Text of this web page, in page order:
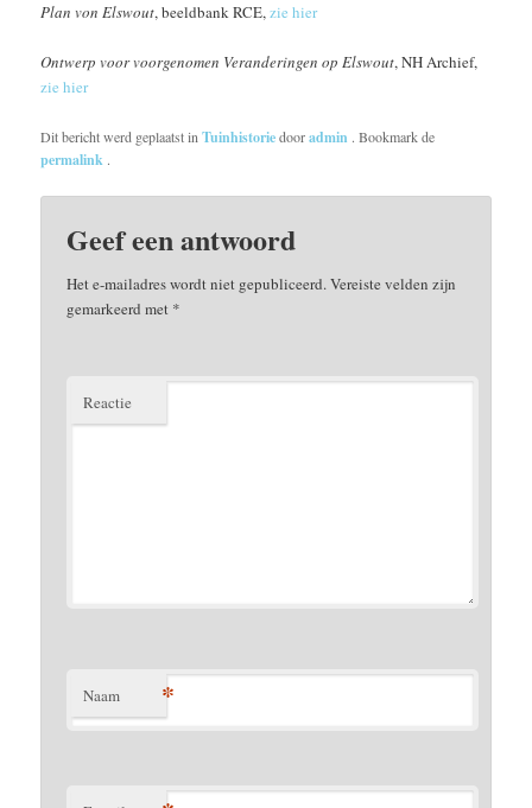
Plan von Elswout, beeldbank RCE,zie hier
Ontwerp voor voorgenomen Veranderingen op Elswout, NH Archief,
zie hier
Dit bericht werd geplaatst inTuinhistoriedooradmin . Bookmark de
permalink .
Geef een antwoord
Het e-mailadres wordt niet gepubliceerd.Vereiste velden zijn
gemarkeerd met *
Reactie
Naam *